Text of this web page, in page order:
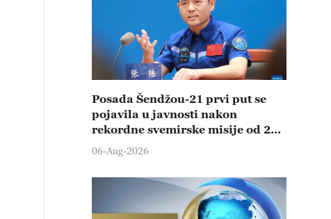
Posada Šendžou-21 prvi put se
pojavila u javnosti nakon
rekordne svemirske misije od 210
dana
06-Aug-2026